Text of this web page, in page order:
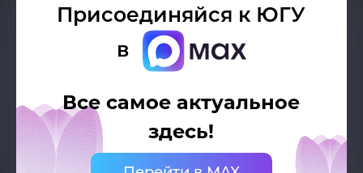
Присоединяйся к ЮГУ
в
Все самое актуальное
здесь!
ИНТЕРСПОРТ за предоставленные
подарочные сертификаты!
ССК «Север»